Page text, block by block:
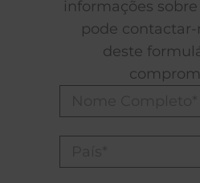
informações
pode contactar-
deste